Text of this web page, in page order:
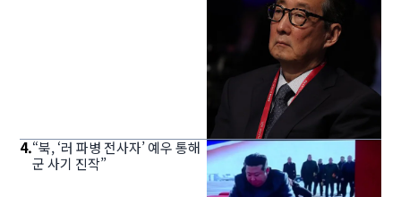
4.“북, ‘러 파병 전사자’ 예우 통해
군 사기 진작”